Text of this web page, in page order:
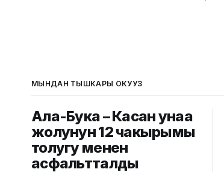
МЫНДАН ТЫШКАРЫ ОКУҢУЗ
Ала-Бука – Касан унаа
жолунун 12 чакырымы
толугу менен
асфальтталды